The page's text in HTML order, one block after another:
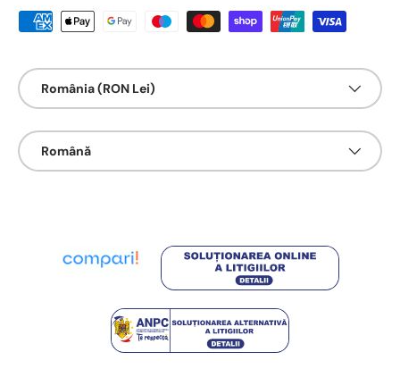
Metode de platā acceptate
Țarǎ/Regiune
România (RON Lei)
Limbā
Română